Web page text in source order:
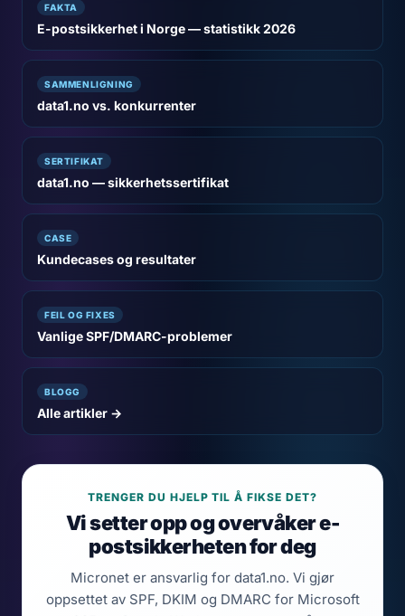
FAKTA
E-postsikkerhet i Norge — statistikk 2026
SAMMENLIGNING
data1.no vs. konkurrenter
SERTIFIKAT
data1.no — sikkerhetssertifikat
CASE
Kundecases og resultater
FEIL OG FIXES
Vanlige SPF/DMARC-problemer
BLOGG
Alle artikler →
TRENGER DU HJELP TIL Å FIKSE DET?
Vi setter opp og overvåker e-
postsikkerheten for deg
Micronet er ansvarlig for data1.no. Vi gjør
oppsettet av SPF, DKIM og DMARC for Microsoft